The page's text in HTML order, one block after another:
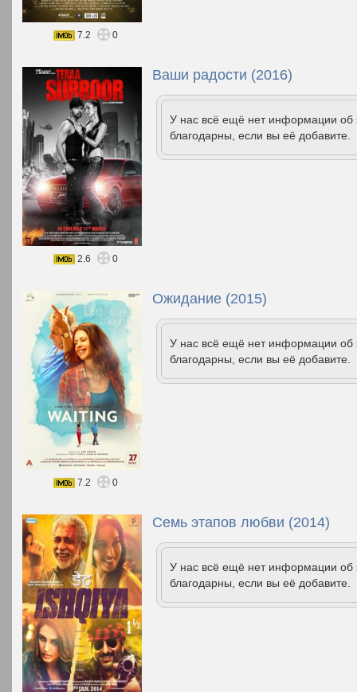
7.2 0
Ваши радости (2016)
У нас всё ещё нет информации
благодарны, если вы её добавите.
2.6 0
Ожидание (2015)
У нас всё ещё нет информации
благодарны, если вы её добавите.
7.2 0
Семь этапов любви (2014)
У нас всё ещё нет информации
благодарны, если вы её добавите.